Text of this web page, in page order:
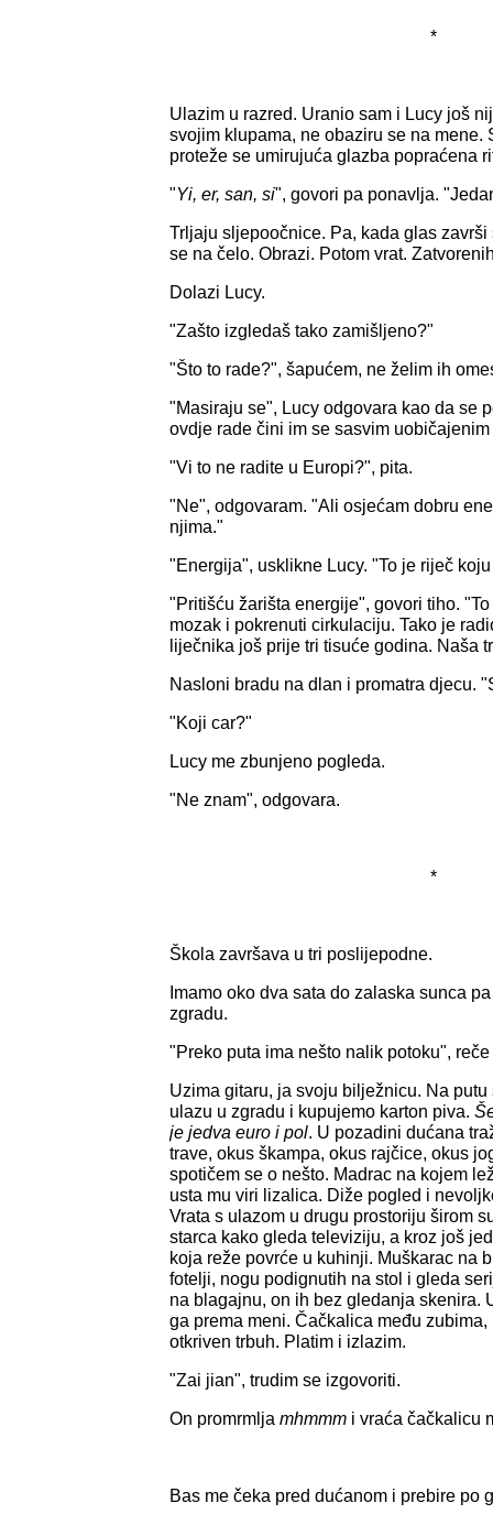
*
Ulazim u razred. Uranio sam i Lucy još
svojim klupama, ne obaziru se na mene.
proteže se umirujuća glazba popraćena
"Yi, er, san, si", govori pa ponavlja.
Trljaju sljepoočnice. Pa, kada glas
se na čelo. Obrazi. Potom vrat.
Dolazi Lucy.
"Zašto izgledaš tako zamišljeno?"
"Što to rade?", šapućem, ne želim ih
"Masiraju se", Lucy odgovara kao da se
ovdje rade čini im se sasvim
"Vi to ne radite u Europi?", pita.
"Ne", odgovaram. "Ali osjećam dobru
njima."
"Energija", usklikne Lucy. "To je riječ
"Pritišću žarišta energije", govori tiho.
mozak i pokrenuti cirkulaciju. Tako je
liječnika još prije tri tisuće godina. Naša
Nasloni bradu na dlan i promatra djecu.
"Koji car?"
Lucy me zbunjeno pogleda.
"Ne znam", odgovara.
*
Škola završava u tri poslijepodne.
Imamo oko dva sata do zalaska sunca
zgradu.
"Preko puta ima nešto nalik potoku",
Uzima gitaru, ja svoju bilježnicu. Na
ulazu u zgradu i kupujemo karton piva.
je jedva euro i pol. U pozadini dućana
trave, okus škampa, okus rajčice, okus
spotičem se o nešto. Madrac na kojem
usta mu viri lizalica. Diže pogled i
Vrata s ulazom u drugu prostoriju širom
starca kako gleda televiziju, a kroz još
koja reže povrće u kuhinji. Muškarac na
fotelji, nogu podignutih na stol i gleda
na blagajnu, on ih bez gledanja skenira.
ga prema meni. Čačkalica među
otkriven trbuh. Platim i izlazim.
"Zai jian", trudim se izgovoriti.
On promrmlja mhmmm i vraća čačkalicu
Bas me čeka pred dućanom i prebire po